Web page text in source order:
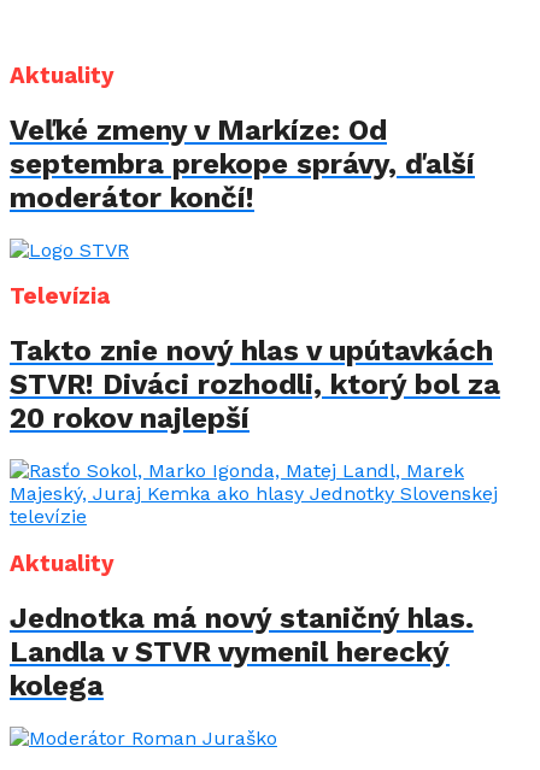
Aktuality
Veľké zmeny v Markíze: Od
septembra prekope správy, ďalší
moderátor končí!
Televízia
Takto znie nový hlas v upútavkách
STVR! Diváci rozhodli, ktorý bol za
20 rokov najlepší
Aktuality
Jednotka má nový staničný hlas.
Landla v STVR vymenil herecký
kolega